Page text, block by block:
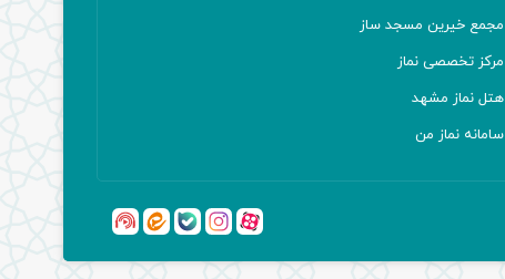
مجمع خیرین مسجد ساز
مرکز تخصصی نماز
هتل نماز مشهد
سامانه نماز من
آپاراتاینستاگرام
بله ایتا شنوتو